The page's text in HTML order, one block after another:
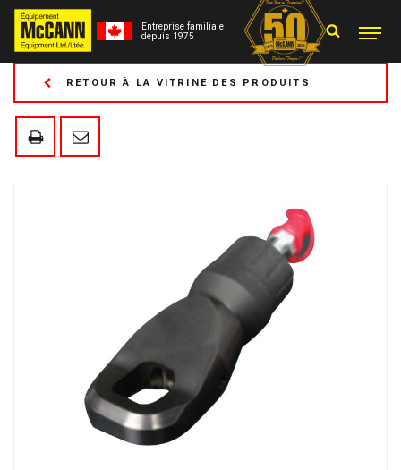
Entreprise familiale
depuis 1975
RETOUR À LA VITRINE DES PRODUITS